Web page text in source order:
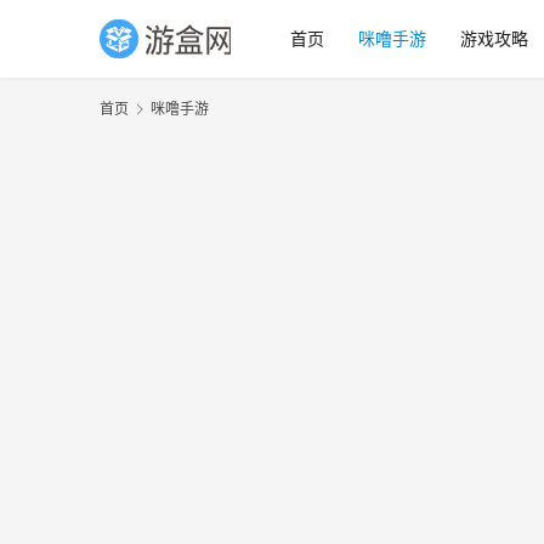
首页 咪噜手游 游戏攻略
首页 咪噜手游